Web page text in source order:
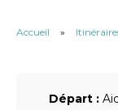
Accueil »
Départ :